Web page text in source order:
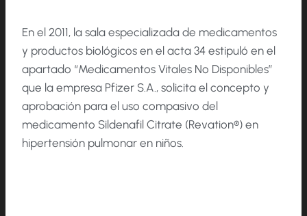
En el 2011, la sala especializada de medicamentos
y productos biológicos en el acta 34 estipuló en el
apartado “Medicamentos Vitales No Disponibles”
que la empresa Pfizer S.A., solicita el concepto y
aprobación para el uso compasivo del
medicamento Sildenafil Citrate (Revation®) en
hipertensión pulmonar en niños.